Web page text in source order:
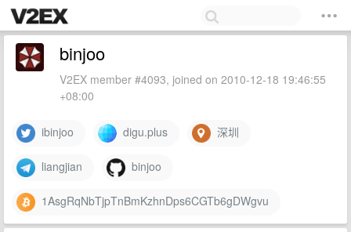
binjoo
V2EX member #4093, joined on 2010-12-18 19:46:55
+08:00
ibinjoo digu.plus 深圳
liangjian binjoo
1AsgRqNbTjpTnBmKzhnDps6CGTb6gDWgvu